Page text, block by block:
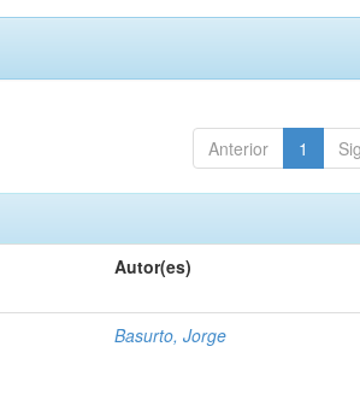
Anterior 1
Autor(es)
Basurto, Jorge